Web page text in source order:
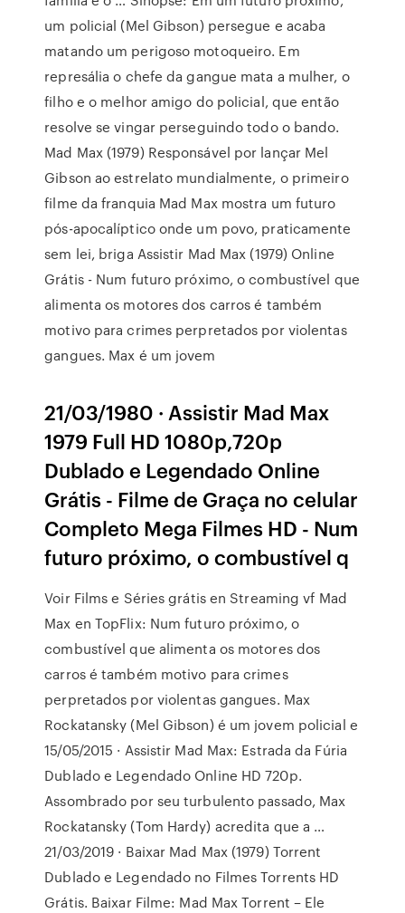
um policial (Mel Gibson) persegue e acaba
matando um perigoso motoqueiro. Em
represália o chefe da gangue mata a mulher, o
filho e o melhor amigo do policial, que então
resolve se vingar perseguindo todo o bando.
Mad Max (1979) Responsável por lançar Mel
Gibson ao estrelato mundialmente, o primeiro
filme da franquia Mad Max mostra um futuro
pós-apocalíptico onde um povo, praticamente
sem lei, briga Assistir Mad Max (1979) Online
Grátis - Num futuro próximo, o combustível que
alimenta os motores dos carros é também
motivo para crimes perpretados por violentas
gangues. Max é um jovem
21/03/1980 · Assistir Mad Max
1979 Full HD 1080p,720p
Dublado e Legendado Online
Grátis - Filme de Graça no celular
Completo Mega Filmes HD - Num
futuro próximo, o combustível q
Voir Films e Séries grátis en Streaming vf Mad
Max en TopFlix: Num futuro próximo, o
combustível que alimenta os motores dos
carros é também motivo para crimes
perpretados por violentas gangues. Max
Rockatansky (Mel Gibson) é um jovem policial e
15/05/2015 · Assistir Mad Max: Estrada da Fúria
Dublado e Legendado Online HD 720p.
Assombrado por seu turbulento passado, Max
Rockatansky (Tom Hardy) acredita que a …
21/03/2019 · Baixar Mad Max (1979) Torrent
Dublado e Legendado no Filmes Torrents HD
Grátis. Baixar Filme: Mad Max Torrent – Ele